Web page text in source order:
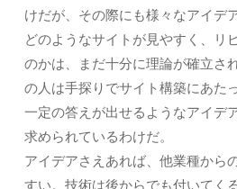
けだが、その際にも様々なアイデ
どのようなサイトが見やすく、リ
のかは、まだ十分に理論が確立さ
の人は手探りでサイト構築にあた
一定の答えが出せるようなアイデ
求められているわけだ。
アイデアさえあれば、他業種から
すい。技術は後からでも付いてく